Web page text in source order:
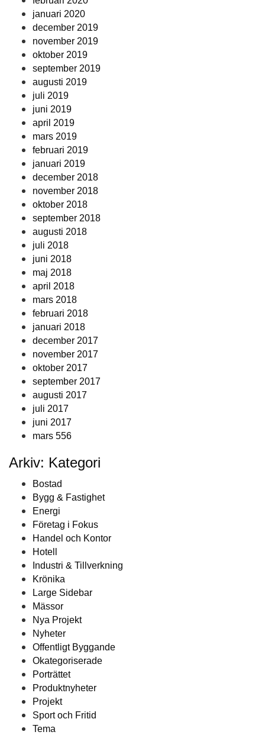
januari 2020
december 2019
november 2019
oktober 2019
september 2019
augusti 2019
juli 2019
juni 2019
april 2019
mars 2019
februari 2019
januari 2019
december 2018
november 2018
oktober 2018
september 2018
augusti 2018
juli 2018
juni 2018
maj 2018
april 2018
mars 2018
februari 2018
januari 2018
december 2017
november 2017
oktober 2017
september 2017
augusti 2017
juli 2017
juni 2017
mars 556
Arkiv: Kategori
Bostad
Bygg & Fastighet
Energi
Företag i Fokus
Handel och Kontor
Hotell
Industri & Tillverkning
Krönika
Large Sidebar
Mässor
Nya Projekt
Nyheter
Offentligt Byggande
Okategoriserade
Porträttet
Produktnyheter
Projekt
Sport och Fritid
Tema